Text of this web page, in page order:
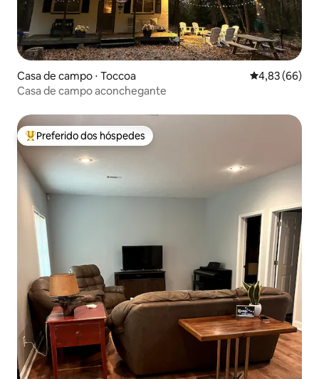
Casa de campo ⋅ Toccoa 4,83 de uma
4,83 (66)
Casa de campo aconchegante
Entre os melhores preferidos dos hóspedes
Preferido dos hóspedes